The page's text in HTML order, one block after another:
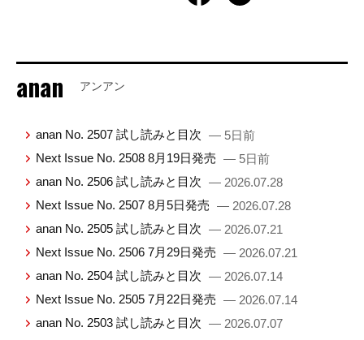
anan アンアン
anan No. 2507 試し読みと目次 — 5日前
Next Issue No. 2508 8月19日発売 — 5日前
anan No. 2506 試し読みと目次 — 2026.07.28
Next Issue No. 2507 8月5日発売 — 2026.07.28
anan No. 2505 試し読みと目次 — 2026.07.21
Next Issue No. 2506 7月29日発売 — 2026.07.21
anan No. 2504 試し読みと目次 — 2026.07.14
Next Issue No. 2505 7月22日発売 — 2026.07.14
anan No. 2503 試し読みと目次 — 2026.07.07